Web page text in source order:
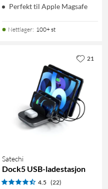
Perfekt til Apple Magsafe
Nettlager: 100+ st
Satechi
Dock5 USB-ladestasjon
4.5 (22)
21